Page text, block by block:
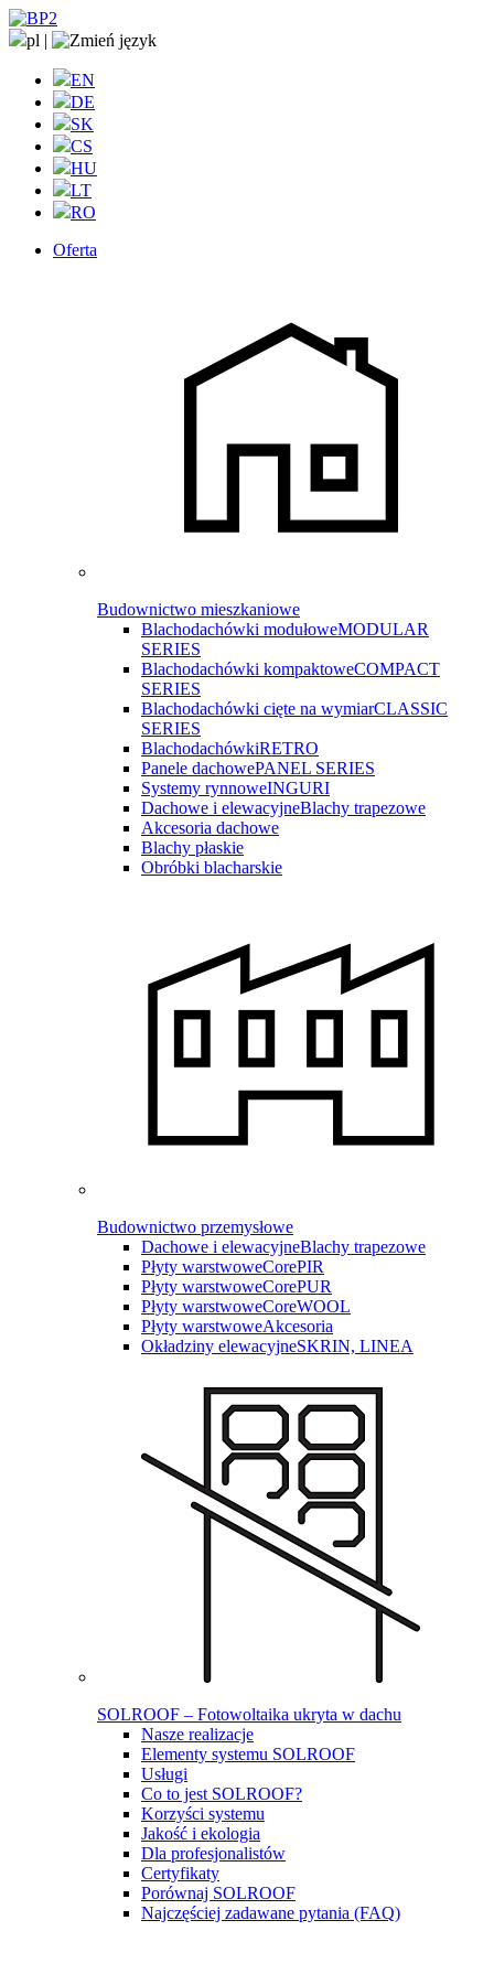
pl |
EN
DE
SK
CS
HU
LT
RO
Oferta
Budownictwo mieszkaniowe
Blachodachówki modułoweMODULAR
SERIES
Blachodachówki kompaktoweCOMPACT
SERIES
Blachodachówki cięte na wymiarCLASSIC
SERIES
BlachodachówkiRETRO
Panele dachowePANEL SERIES
Systemy rynnoweINGURI
Dachowe i elewacyjneBlachy trapezowe
Akcesoria dachowe
Blachy płaskie
Obróbki blacharskie
Budownictwo przemysłowe
Dachowe i elewacyjneBlachy trapezowe
Płyty warstwoweCorePIR
Płyty warstwoweCorePUR
Płyty warstwoweCoreWOOL
Płyty warstwoweAkcesoria
Okładziny elewacyjneSKRIN, LINEA
SOLROOF – Fotowoltaika ukryta w dachu
Nasze realizacje
Elementy systemu SOLROOF
Usługi
Co to jest SOLROOF?
Korzyści systemu
Jakość i ekologia
Dla profesjonalistów
Certyfikaty
Porównaj SOLROOF
Najczęściej zadawane pytania (FAQ)